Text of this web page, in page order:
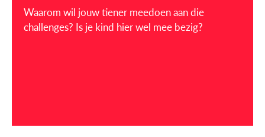
Waarom wil jouw tiener meedoen aan die
challenges? Is je kind hier wel mee bezig?